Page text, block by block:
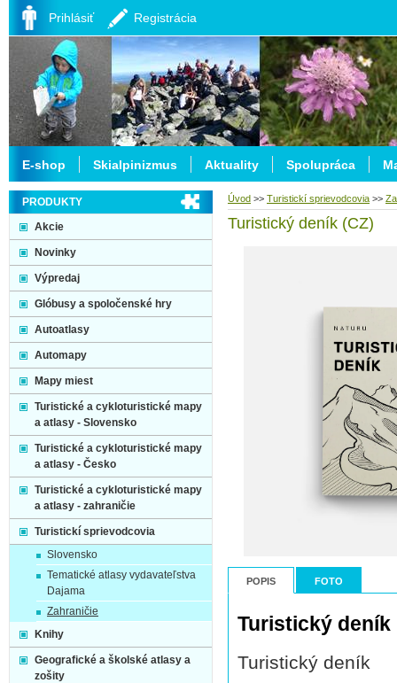
Úvod >> Turistickí sprievodcovia >>
Turistický deník (CZ)
POPIS FOTO
Turistický deník
Turistický deník
PRODUKTY
Akcie
Novinky
Výpredaj
Glóbusy a spoločenské hry
Autoatlasy
Automapy
Mapy miest
Turistické a cykloturistické mapy
a atlasy - Slovensko
Turistické a cykloturistické mapy
a atlasy - Česko
Turistické a cykloturistické mapy
a atlasy - zahraničie
Turistickí sprievodcovia
Slovensko
Tematické atlasy vydavateľstva
Dajama
Zahraničie
Knihy
Geografické a školské atlasy a
zošity
E-shop Skialpinizmus Aktuality Spolupráca
Prihlásiť Registrácia